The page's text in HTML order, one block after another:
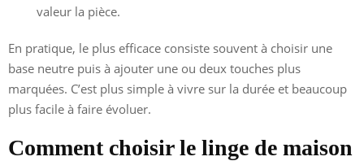
valeur la pièce.
En pratique, le plus efficace consiste souvent à choisir une
base neutre puis à ajouter une ou deux touches plus
marquées. C’est plus simple à vivre sur la durée et beaucoup
plus facile à faire évoluer.
Comment choisir le linge de maison